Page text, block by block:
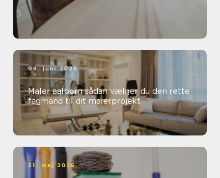
04. juni 2026
Maler aalborg sådan vælger du den rette
fagmand til dit malerprojekt
31. maj 2026